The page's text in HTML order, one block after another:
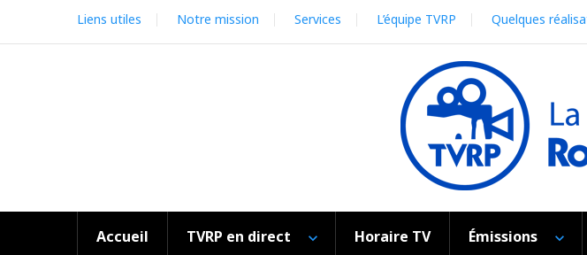
content
Liens utiles Notre mission Services L’équipe TVRP Quelques
Accueil TVRP en direct Horaire TV Émissions